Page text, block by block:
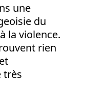
une
du
la violence.
rien
très